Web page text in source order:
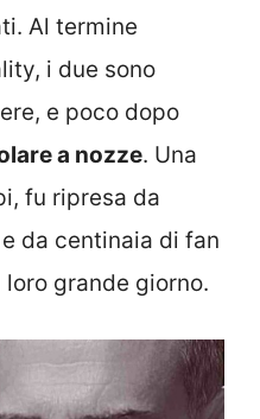
Al termine
i due sono
e poco dopo
a nozze. Una
fu ripresa da
da centinaia di fan
grande giorno.